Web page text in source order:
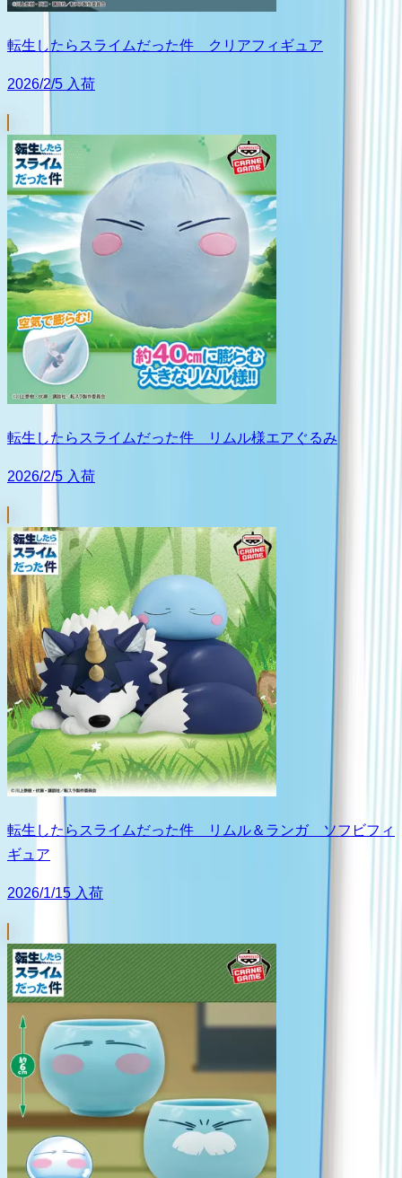
転生したらスライムだった件 クリアフィギュア
2026/2/5 入荷
転生したらスライムだった件 リムル様エアぐるみ
2026/2/5 入荷
転生したらスライムだった件 リムル＆ランガ ソフビフィ
ギュア
2026/1/15 入荷